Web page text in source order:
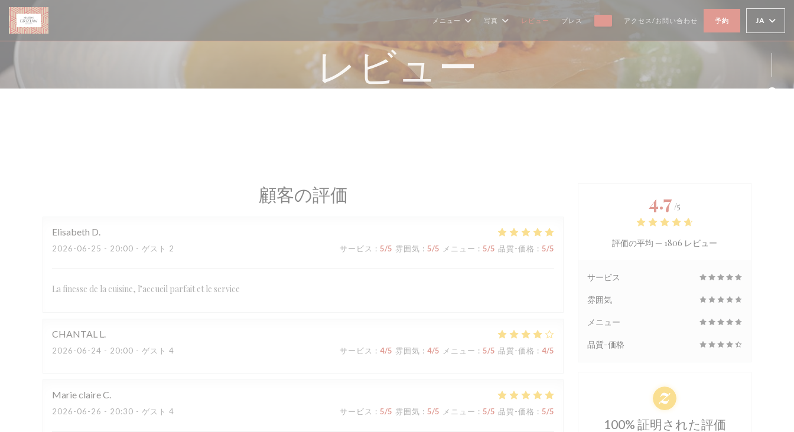
クッキー利用の管理について
メニュー 写真 レビュー プレス
((新しいウィンドウで開きます))
アクセス/お問い合わせ 予約 JA
レビュー
顧客の評価
Elisabeth D
2026-06-25 - 20:00 - ゲスト 2 サービス : 5/5 雰囲気 : 5/5 メニュー : 5/5 品質-価格 : 5/5
La finesse de la cuisine, l’accueil parfait et le service
CHANTAL L
2026-06-24 - 20:00 - ゲスト 4 サービス : 4/5 雰囲気 : 4/5 メニュー : 5/5 品質-価格 : 4/5
Marie claireC
2026-06-26 - 20:30 - ゲスト 4 サービス : 5/5 雰囲気 : 5/5 メニュー : 5/5 品質-価格 : 5/5
4.7 /5
評価の平均 — 1806 レビュー
サービス
雰囲気
メニュー
品質-価格
100% 証明された評価